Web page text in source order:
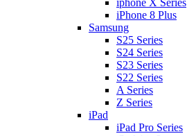
iphone X Series
iPhone 8 Plus
Samsung
S25 Series
S24 Series
S23 Series
S22 Series
A Series
Z Series
iPad
iPad Pro Series